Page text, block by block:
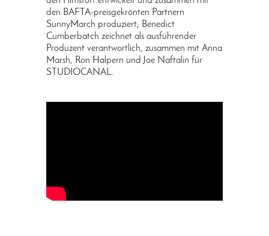
den BAFTA-preisgekrönten Partnern
SunnyMarch produziert; Benedict
Cumberbatch zeichnet als ausführender
Produzent verantwortlich, zusammen mit Anna
Marsh, Ron Halpern und Joe Naftalin für
STUDIOCANAL.